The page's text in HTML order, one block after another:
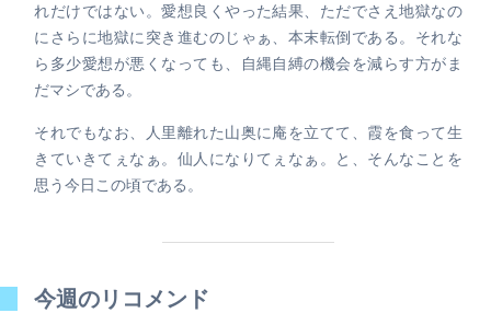
れだけではない。愛想良くやった結果、ただでさえ地獄なの
にさらに地獄に突き進むのじゃぁ、本末転倒である。それな
ら多少愛想が悪くなっても、自縄自縛の機会を減らす方がま
だマシである。
それでもなお、人里離れた山奥に庵を立てて、霞を食って生
きていきてぇなぁ。仙人になりてぇなぁ。と、そんなことを
思う今日この頃である。
今週のリコメンド